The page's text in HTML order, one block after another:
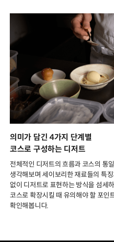
의미가 담긴 4가지 단계별
코스로 구성하는 디저트
전체적인 디저트의 흐름과 코스의 통
생각해보며 세이보리한 재료들의 특
없이 디저트로 표현하는 방식을 섬세
코스로 확장시킬 때 유의해야 할 포인
확인해봅니다.